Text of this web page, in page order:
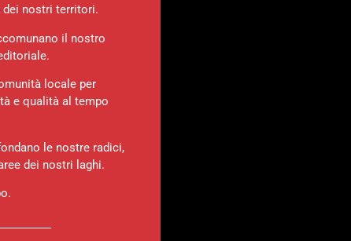
dei nostri territori.
il nostro
locale per
e qualità al tempo
le nostre radici,
dei nostri laghi.